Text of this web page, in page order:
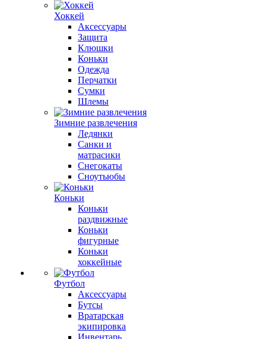
Хоккей
Аксессуары
Защита
Клюшки
Коньки
Одежда
Перчатки
Сумки
Шлемы
Зимние развлечения
Ледянки
Санки и
матрасики
Снегокаты
Сноутьюбы
Коньки
Коньки
раздвижные
Коньки
фигурные
Коньки
хоккейные
Футбол
Аксессуары
Бутсы
Вратарская
экипировка
Инвентарь